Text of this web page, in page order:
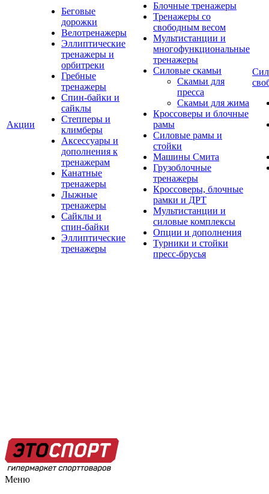
Акции
Беговые
дорожки
Велотренажеры
Эллиптические
тренажеры и
орбитреки
Гребные
тренажеры
Спин-байки и
сайклы
Степперы и
климберы
Аксессуары и
дополнения к
тренажерам
Канатные
тренажеры
Лыжные
тренажеры
Сайклы и
спин-байки
Эллиптические
тренажеры
Блочные тренажеры
Тренажеры со
свободным весом
Мультистанции и
многофункциональные
тренажеры
Силовые скамьи
Скамьи для
пресса
Скамьи для жима
Кроссоверы и блочные
рамы
Силовые рамы и
стойки
Машины Смита
Грузоблочные
тренажеры
Кроссоверы, блочные
рамки и ДРТ
Мультистанции и
силовые комплексы
Опции и дополнения
Турники и стойки
пресс-брусья
Меню